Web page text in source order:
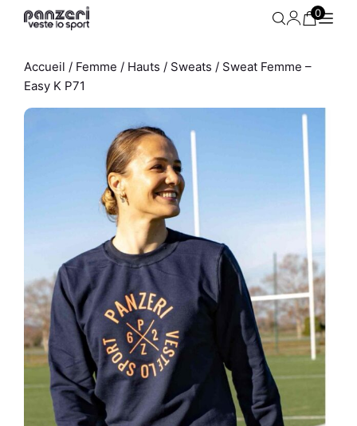
Ensemble Débardeur -
Cannes A et Hot pants -
Cannes H
0,00 € + AJOUTER
Aller
0
Accueil / Femme / Hauts / Sweats / Sweat Femme –
Easy K P71